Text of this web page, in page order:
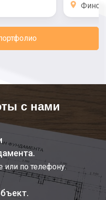
с нами
или по телефону.